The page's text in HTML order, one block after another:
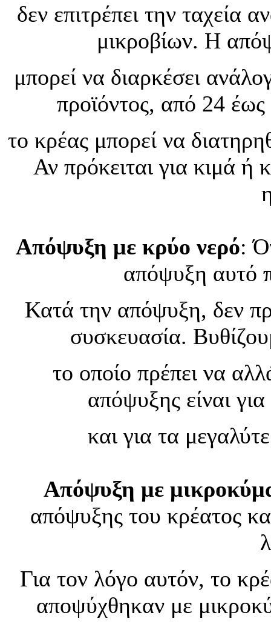
δεν επιτρέπει την ταχεία
μικροβίων. Η
μπορεί να διαρκέσει
προϊόντος, από 24
το κρέας μπορεί να
Αν πρόκειται για κιμά ή
Απόψυξη με κρύο νερό:
απόψυξη αυτό
Κατά την απόψυξη, δεν
συσκευασία.
το οποίο πρέπει να
απόψυξης είναι
και για τα
Απόψυξη με
απόψυξης του κρέατος
Για τον λόγο αυτόν, το
αποψύχθηκαν με